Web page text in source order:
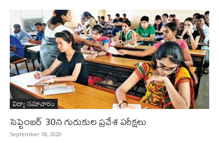
విద్యా సమాచారం
సెప్టెంబర్‌ 30న గురుకుల ప్రవేశ పరీక్షలు
September 18, 2020